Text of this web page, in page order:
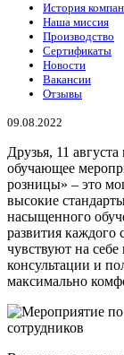
История
Наша миссия
Производство
Сертификаты
Новости
Вакансии
Отзывы
09.08.2022
Друзья, 11
обучающее
розницы» – это
высокие
насыщенного
развития каждого
чувствуют на
консультации и
максимально